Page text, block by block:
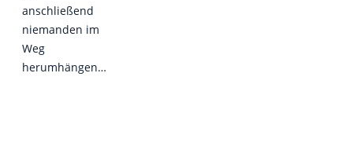
anschließend
niemanden im
Weg
herumhängen…